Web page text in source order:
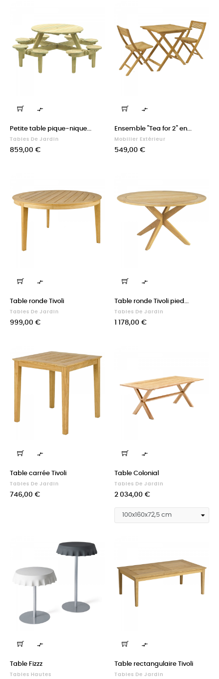

Petite table pique-nique...
Tables De Jardin
Prix
859,00 €

Ensemble "Tea for 2" en...
Mobilier Extérieur
Prix
549,00 €

Table ronde Tivoli
Tables De Jardin
Prix
999,00 €

Table ronde Tivoli pied...
Tables De Jardin
Prix
1 178,00 €

Table carrée Tivoli
Tables De Jardin
Prix
746,00 €

Table Colonial
Tables De Jardin
Prix
2 034,00 €

Table Fizzz
Tables Hautes

Table rectangulaire Tivoli
Tables De Jardin